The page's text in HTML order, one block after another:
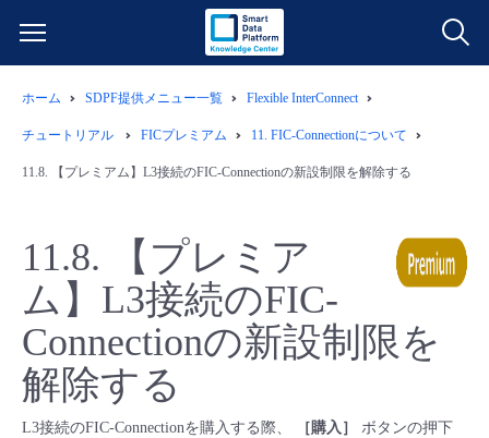
サービス一覧
データ利活用
ネットワーク
IoT
モニタリング/監査
よくある質問
クラウド/サーバー
ネットワーク
IoT
料金シミュレーター
データ利活用
クラウド/サーバー
ご利用開始ガイド
■ 管理機能
- 管理機能
ユースケース
- バックアップ
故障/メンテナンス情報
ホーム SDPF提供メニュー一覧 Flexible InterConnect
チュートリアル FICプレミアム 11. FIC-Connectionについて
11.8. 【プレミアム】L3接続のFIC-Connectionの新設制限を解除する
11.8.
【プレミア
ム】L3接続のFIC-
Connectionの新設制限を
解除する
L3接続のFIC-Connectionを購入する際、 ［購入］
ボタンの押下